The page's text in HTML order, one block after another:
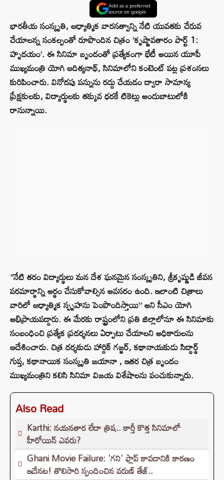
Add as a preferred
source on google
భారతీయ సంస్కృతి, ఆధ్యాత్మిక వారసత్వాన్ని నేటి యువతకు చేరువ
చేయాలన్న సంకల్పంతో రూపొందిన చిత్రం ‘కృష్ణావతారం పార్ట్ 1:
హృదయం’. ఈ సినిమా బృందంతో ప్రత్యేకంగా భేటీ అయిన యూపీ
ముఖ్యమంత్రి యోగి ఆదిత్యనాథ్, సినిమాలోని కంటెంట్ పట్ల ప్రశంసలు
కురిపించారు. వినోదపు పన్నును రద్దు చేయడం ద్వారా సామాన్య
ప్రేక్షకులకు, విద్యార్థులకు తక్కువ ధరకే టికెట్లు అందుబాటులోకి
రానున్నాయి.
“నేటి తరం విద్యార్థులు మన దేశ ఘనమైన సంస్కృతిని, శ్రీకృష్ణుడి జీవన
పరమార్థాన్ని అర్థం చేసుకోవాల్సిన అవసరం ఉంది. ఇలాంటి చిత్రాలు
వారిలో ఆధ్యాత్మిక స్పృహను పెంపొందిస్తాయి” అని సీఎం యోగి
అభిప్రాయపడ్డారు. ఈ మేరకు రాష్ట్రంలోని ప్రతి జిల్లాలోనూ ఈ సినిమాకు
సంబంధించి ప్రత్యేక ప్రదర్శనలు ఏర్పాటు చేయాలని అధికారులను
ఆదేశించారు. చిత్ర దర్శకుడు హార్దిక్ గజ్జర్, కథానాయకుడు సిద్ధార్థ్
గుప్త, కథానాయిక సంస్కృతి జయానా , ఇతర చిత్ర బృందం
ముఖ్యమంత్రిని కలిసి సినిమా విజయ విశేషాలను పంచుకున్నారు.
Also Read
Karthi: నయనతార లేదా త్రిష.. కార్తీ కొత్త సినిమాలో
హీరోయిన్ ఎవరు?
Ghani Movie Failure: 'గని' ఫ్లాప్‌ కావడానికి కారణం
ఇదేనట! తొలిసారి స్పందించిన వరుణ్ తేజ్..